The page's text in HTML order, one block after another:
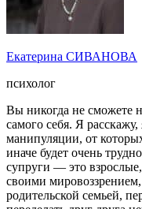
Екатерина СИВАНОВА
психолог
Вы никогда не сможете
самого себя. Я
манипуляции, от
иначе будет очень
супруги — это
своими
родительской семьей,